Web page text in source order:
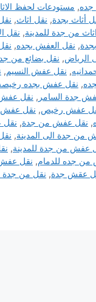
جده, مستودعات لحفظ
أثاث بجدة, نقل اثاث,
من جدة للمدينة, نقل
, نقل العفش بجده,
الرياض, نقل بضائع من
, نقل عفش النسيم,
, نقل عفش بجده
جدة السامر , نقل
عفش رخيص, نقل عفش
, نقل عفش من جدة, نقل
من جدة الى المدينة,
عفش من جدة للمدينة,
جده للدمام, نقل
عقش جدة, نقل من جدة